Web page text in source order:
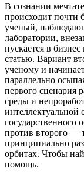
В сознании
происходит почти
ученый,
лаборатории,
пускается в
статью. Вариант
ученому и
параллельно
первого сценария
среды и
интеллектуальной
государственного
против второго —
принципиально
орбитах. Чтобы
помощь.